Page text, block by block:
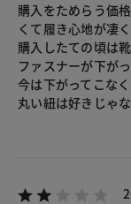
購入をためらう価
くて履き心地が凄く
購入したての頃は
ファスナーが下が
今は下がってこなく
丸い紐は好きじゃな